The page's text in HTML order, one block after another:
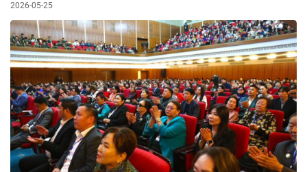
2026-05-25